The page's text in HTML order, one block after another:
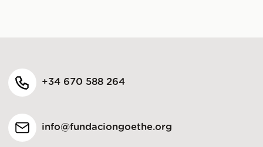
+34 670 588 264
info@fundaciongoethe.org